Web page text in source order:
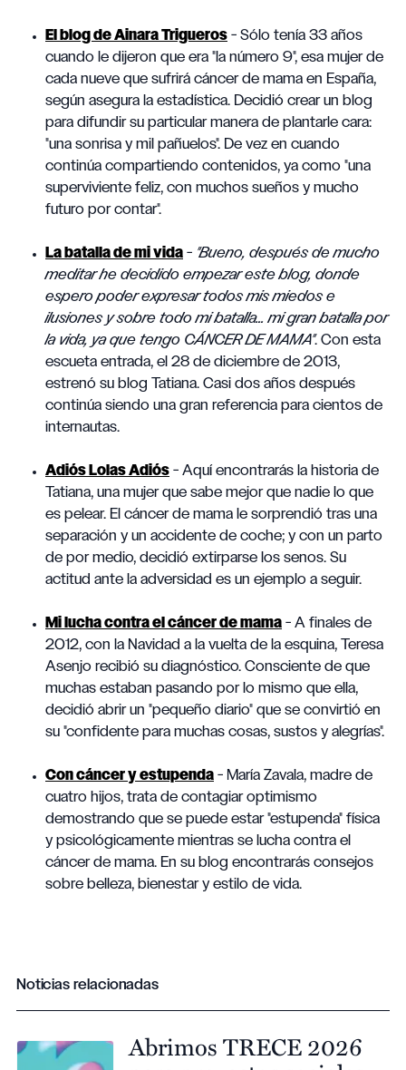
El blog de Ainara Trigueros - Sólo tenía 33 años
cuando le dijeron que era "la número 9", esa mujer de
cada nueve que sufrirá cáncer de mama en España,
según asegura la estadística. Decidió crear un blog
para difundir su particular manera de plantarle cara:
"una sonrisa y mil pañuelos". De vez en cuando
continúa compartiendo contenidos, ya como "una
superviviente feliz, con muchos sueños y mucho
futuro por contar".
La batalla de mi vida - "Bueno, después de mucho
meditar he decidido empezar este blog, donde
espero poder expresar todos mis miedos e
ilusiones y sobre todo mi batalla... mi gran batalla por
la vida, ya que tengo CÁNCER DE MAMA". Con esta
escueta entrada, el 28 de diciembre de 2013,
estrenó su blog Tatiana. Casi dos años después
continúa siendo una gran referencia para cientos de
internautas.
Adiós Lolas Adiós - Aquí encontrarás la historia de
Tatiana, una mujer que sabe mejor que nadie lo que
es pelear. El cáncer de mama le sorprendió tras una
separación y un accidente de coche; y con un parto
de por medio, decidió extirparse los senos. Su
actitud ante la adversidad es un ejemplo a seguir.
Mi lucha contra el cáncer de mama - A finales de
2012, con la Navidad a la vuelta de la esquina, Teresa
Asenjo recibió su diagnóstico. Consciente de que
muchas estaban pasando por lo mismo que ella,
decidió abrir un "pequeño diario" que se convirtió en
su "confidente para muchas cosas, sustos y alegrías".
Con cáncer y estupenda - María Zavala, madre de
cuatro hijos, trata de contagiar optimismo
demostrando que se puede estar "estupenda" física
y psicológicamente mientras se lucha contra el
cáncer de mama. En su blog encontrarás consejos
sobre belleza, bienestar y estilo de vida.
Noticias relacionadas
Abrimos TRECE 2026